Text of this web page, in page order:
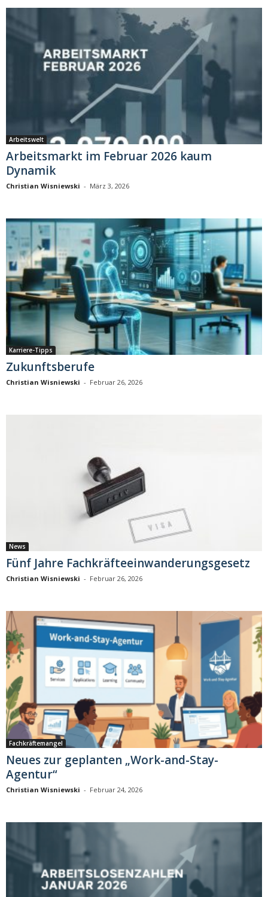
Arbeitswelt
Arbeitsmarkt im Februar 2026 kaum
Dynamik
Christian Wisniewski - März 3, 2026
Karriere-Tipps
Zukunftsberufe
Christian Wisniewski - Februar 26, 2026
News
Fünf Jahre Fachkräfteeinwanderungsgesetz
Christian Wisniewski - Februar 26, 2026
Fachkräftemangel
Neues zur geplanten „Work-and-Stay-
Agentur“
Christian Wisniewski - Februar 24, 2026